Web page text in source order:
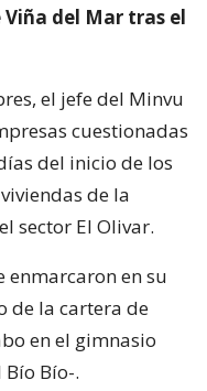
del Mar tras el
el jefe del Minvu
cuestionadas
del inicio de los
de la
sector El Olivar.
enmarcaron en su
de la cartera de
en el gimnasio
Bío-.